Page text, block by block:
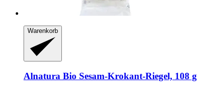
Warenkorb
Alnatura Bio Sesam-​Krokant-​Riegel, 108 g